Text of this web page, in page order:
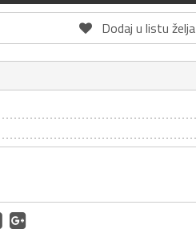
Dodaj u listu želja